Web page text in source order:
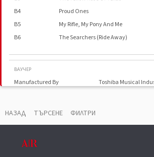
B4
Proud Ones
B5
My Rifle, My Pony And Me
B6
The Searchers (Ride Away)
ВАУЧЕР
Manufactured By Toshiba Musical
НАЗАД ТЪРСЕНЕ ФИЛТРИ